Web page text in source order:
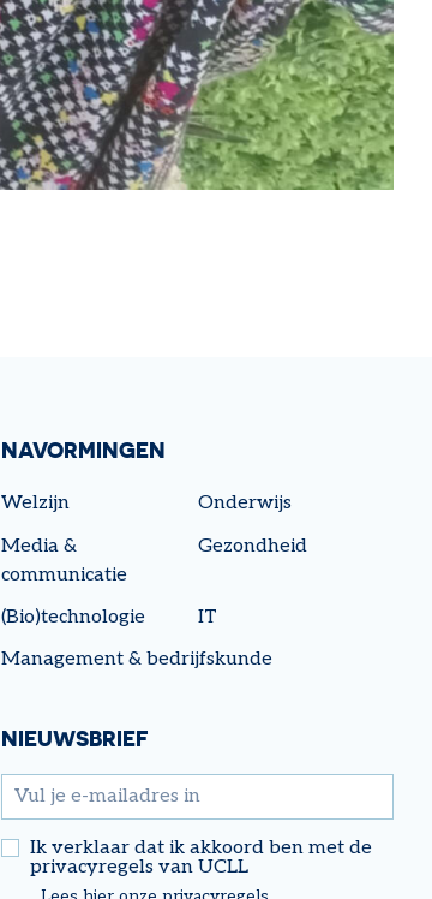
NAVORMINGEN
Welzijn
Onderwijs
Media &
communicatie
Gezondheid
(Bio)technologie
IT
Management & bedrijfskunde
NIEUWSBRIEF
email
Ik verklaar dat ik akkoord ben met de
privacyregels van UCLL